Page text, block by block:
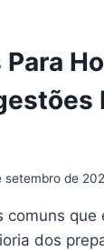
setembro de
comuns que
dos